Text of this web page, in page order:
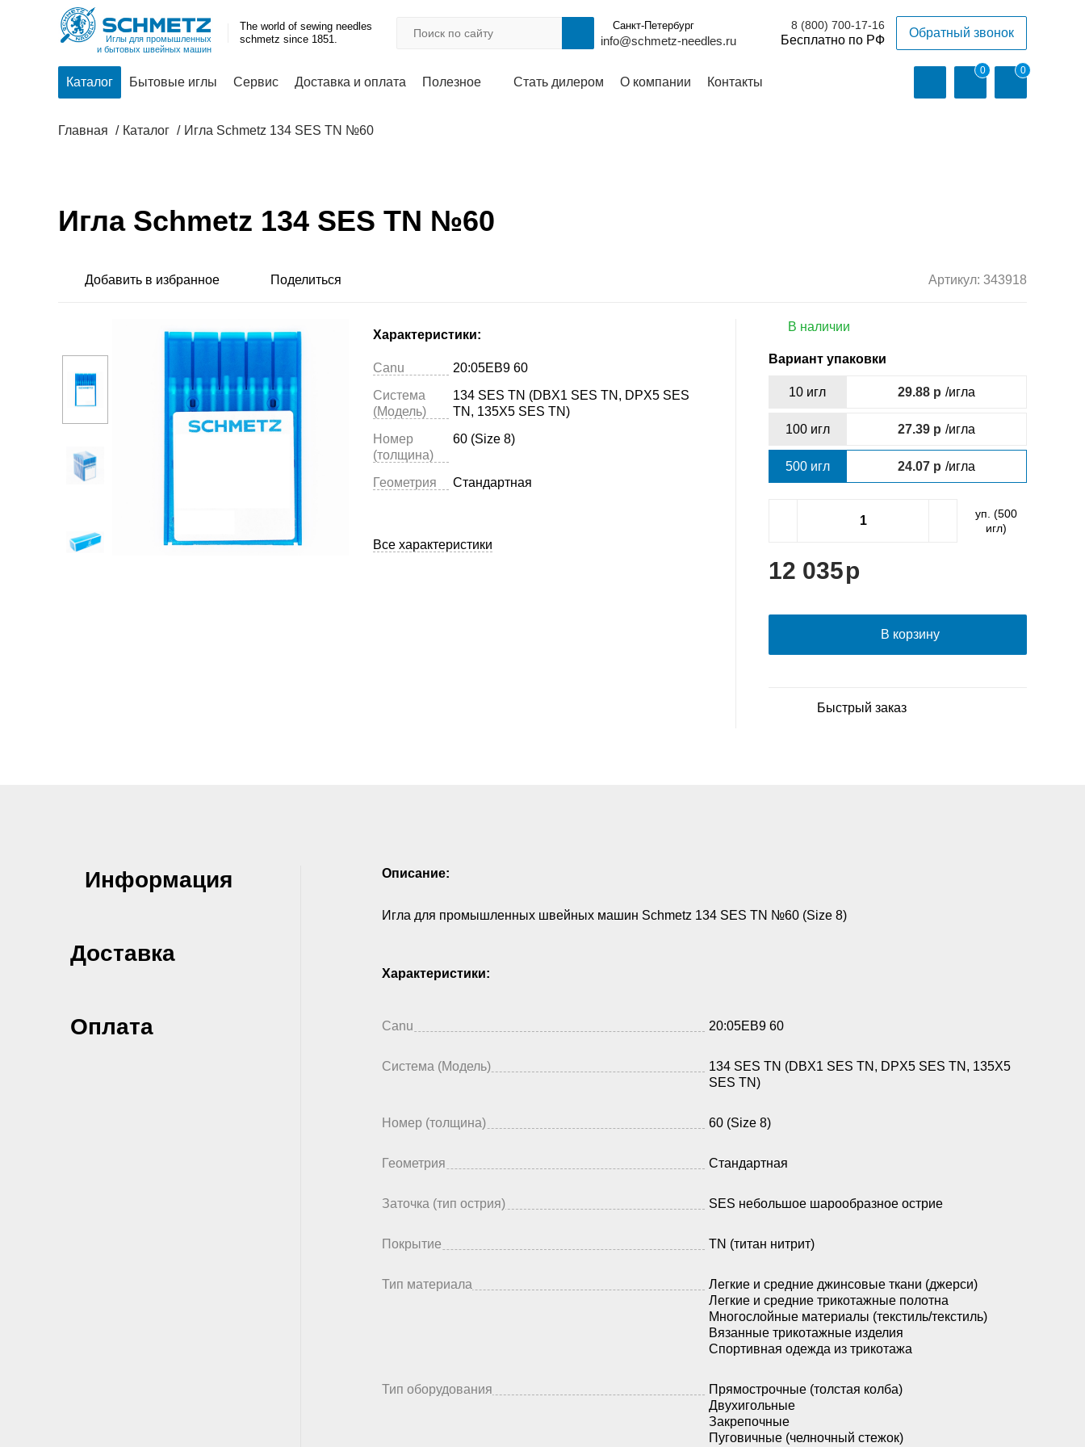
Иглы для промышленных
и бытовых швейных машин
The world of sewing needles
schmetz since 1851.
Санкт-Петербург
info@schmetz-needles.ru
8 (800) 700-17-16
Обратный звонок
Каталог Бытовые иглы Сервис Доставка и оплата Полезное Стать дилером О компании Контакты
0 0
Главная Каталог Игла Schmetz 134 SES TN №60
Игла Schmetz 134 SES TN №60
Артикул: 343918
Характеристики:
Canu
20:05EB9 60
Система
(Модель)
134 SES TN (DBX1 SES TN, DPX5 SES
TN, 135X5 SES TN)
Номер
(толщина)
60 (Size 8)
Геометрия Стандартная
Все характеристики
В наличии
Вариант упаковки
10 игл 29.88 /игла
100 игл 27.39 /игла
500 игл 24.07 /игла
уп. (500
игл)
12 035
В корзину
Быстрый заказ
Информация
Доставка
Оплата
Описание:
Игла для промышленных швейных машин Schmetz 134 SES TN №60 (Size 8)
Характеристики:
Canu 20:05EB9 60
Система (Модель)
134 SES TN (DBX1 SES TN, DPX5 SES TN, 135X5
SES TN)
Номер (толщина) 60 (Size 8)
Геометрия Стандартная
Заточка (тип острия) SES небольшое шарообразное острие
Покрытие TN (титан нитрит)
Тип материала
Легкие и средние джинсовые ткани (джерси)
Легкие и средние трикотажные полотна
Многослойные материалы (текстиль/текстиль)
Вязанные трикотажные изделия
Спортивная одежда из трикотажа
Тип оборудования
Прямострочные (толстая колба)
Двухигольные
Закрепочные
Пуговичные (челночный стежок)